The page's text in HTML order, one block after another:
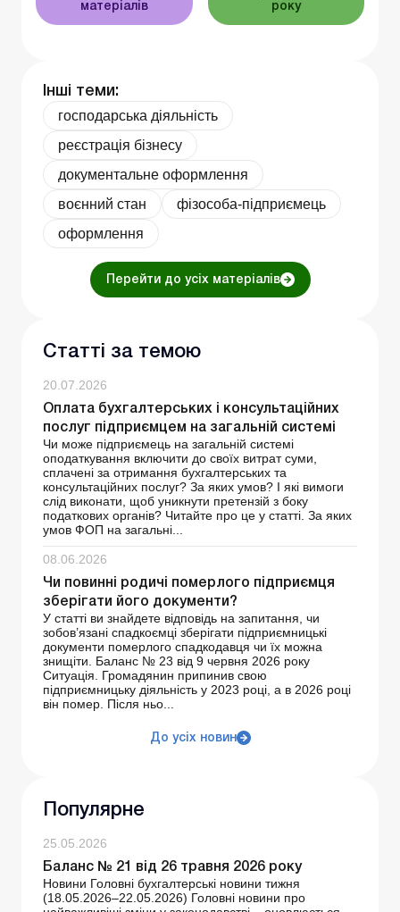
матеріалів
року
Інші теми:
господарська діяльність
реєстрація бізнесу
документальне оформлення
воєнний стан
фізособа-підприємець
оформлення
Перейти до усіх матеріалів
Статті за темою
20.07.2026
Оплата бухгалтерських і консультаційних
послуг підприємцем на загальній системі
Чи може підприємець на загальній системі
оподаткування включити до своїх витрат суми,
сплачені за отримання бухгалтерських та
консультаційних послуг? За яких умов? І які вимоги
слід виконати, щоб уникнути претензій з боку
податкових органів? Читайте про це у статті. За яких
умов ФОП на загальні...
08.06.2026
Чи повинні родичі померлого підприємця
зберігати його документи?
У статті ви знайдете відповідь на запитання, чи
зобов’язані спадкоємці зберігати підприємницькі
документи померлого спадкодавця чи їх можна
знищіти. Баланс № 23 від 9 червня 2026 року
Ситуація. Громадянин припинив свою
підприємницьку діяльність у 2023 році, а в 2026 році
він помер. Після ньо...
До усіх новин
Популярне
25.05.2026
Баланс № 21 від 26 травня 2026 року
Новини Головні бухгалтерські новини тижня
(18.05.2026–22.05.2026) Головні новини про